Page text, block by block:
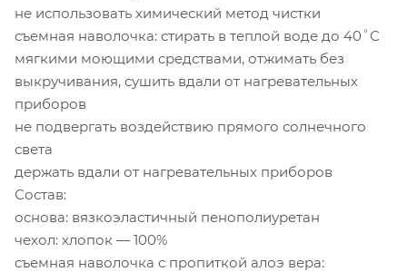
не использовать химический метод чистки
съемная наволочка: стирать в теплой воде до 40˚С
мягкими моющими средствами, отжимать без
выкручивания, сушить вдали от нагревательных
приборов
не подвергать воздействию прямого солнечного
света
держать вдали от нагревательных приборов
Состав:
основа: вязкоэластичный пенополиуретан
чехол: хлопок — 100%
съемная наволочка с пропиткой алоэ вера: